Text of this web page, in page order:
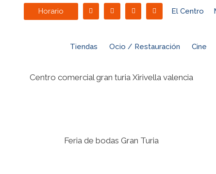
Horario El Centro
Tiendas Ocio / Restauración Cine